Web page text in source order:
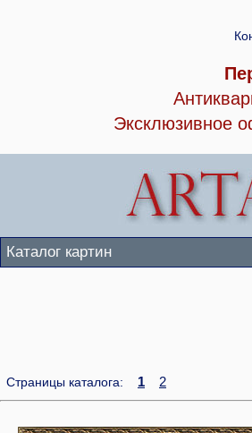
Эксклюзивное
Каталог картин
Страницы каталога: 1 2